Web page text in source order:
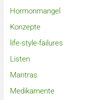
Hormonmangel
Konzepte
life-style-failures
Listen
Mantras
Medikamente